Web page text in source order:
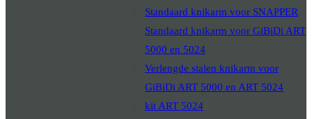
Standaard knikarm voor SNAPPER
Standaard knikarm voor GiBiDi ART
5000 en 5024
Verlengde stalen knikarm voor
GiBiDi ART 5000 en ART 5024
kit ART 5024